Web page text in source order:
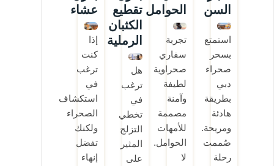
السن
استمتع
بسحر
صحراء
دبي
بطريقة
هادئة
ومريحة.
صُممت
رحلة
الحوامل
تجربة
سفاري
صحراوية
لطيفة
وآمنة
مصممة
للأمهات
الحوامل.
لا
تقطيع
الكثبان
الرملية
هل
ترغب
في
تخطي
التزلج
المثير
على
عشاء
إذا
كنت
ترغب
في
استكشاف
الصحراء
ولكنك
تفضل
إنهاء